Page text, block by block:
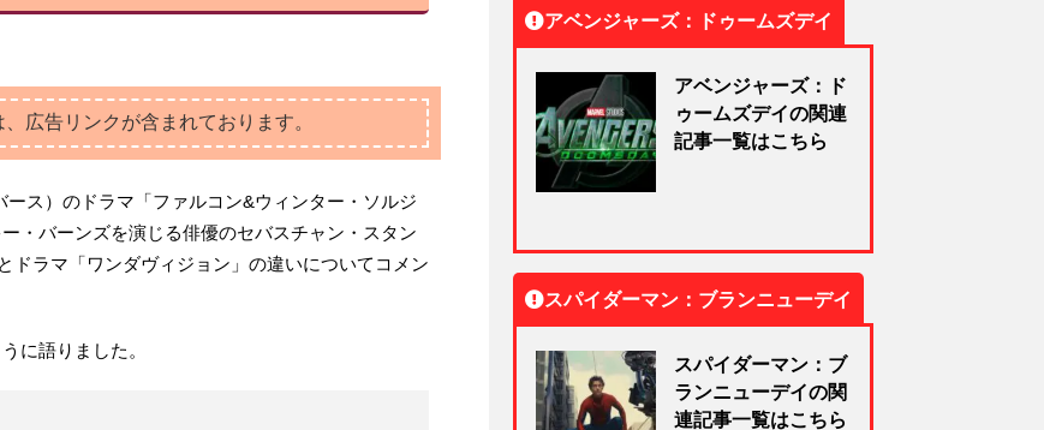
広告リンクが含まれております。
ス）のドラマ「ファルコン&ウィンター・ソルジ
・バーンズを演じる俳優のセバスチャン・スタン
ドラマ「ワンダヴィジョン」の違いについてコメン
に語りました。
アベンジャーズ：ドゥームズデイ
アベンジャーズ：ド
ゥームズデイの関連
記事一覧はこちら
スパイダーマン：ブランニューデイ
スパイダーマン：ブ
ランニューデイの関
連記事一覧はこちら